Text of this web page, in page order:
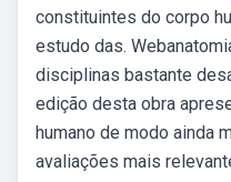
constituintes do corpo
estudo das.
disciplinas bastante
edição desta obra
humano de modo ainda
avaliações mais